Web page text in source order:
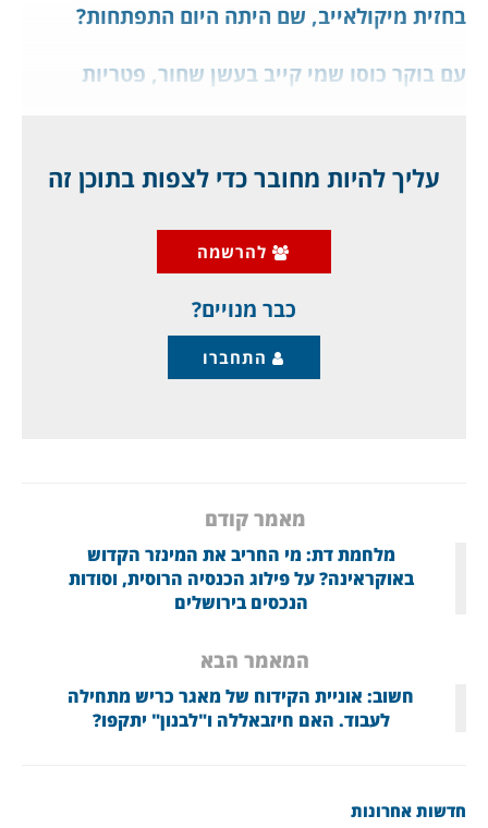
בחזית מיקולאייב, שם היתה היום התפתחות?
עם בוקר כוסו שמי קייב בעשן שחור, פטריות
בעיר ובסביבותיה, וכך זה נראה בבוקר:
content/uploads/2022/06/קייב-1.mp4
עליך להיות מחובר כדי לצפות בתוכן זה
להרשמה
כבר מנויים?
התחברו
מאמר קודם
מלחמת דת: מי החריב את המינזר הקדוש
באוקראינה? על פילוג הכנסיה הרוסית, וסודות
הנכסים בירושלים
המאמר הבא
חשוב: אוניית הקידוח של מאגר כריש מתחילה
לעבוד. האם חיזבאללה ו"לבנון" יתקפו?
חדשות אחרונות